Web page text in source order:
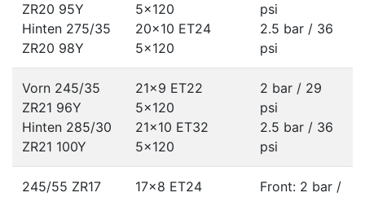
ZR20 95Y
Hinten 275/35
ZR20 98Y
5x120
20x10 ET24
5x120
psi
2.5 bar / 36
psi
Vorn 245/35
ZR21 96Y
Hinten 285/30
ZR21 100Y
21x9 ET22
5x120
21x10 ET32
5x120
2 bar / 29
psi
2.5 bar / 36
psi
245/55 ZR17
17x8 ET24
Front: 2 bar /